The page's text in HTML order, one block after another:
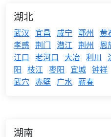
湖北
武汉 宜昌 咸宁 鄂州 黄
孝感 荆门 潜江 荆州 恩
江口
老河口 大冶 利川
阳 枝江 枣阳 宜城 钟祥
武穴 赤壁 广水 蕲春
湖南